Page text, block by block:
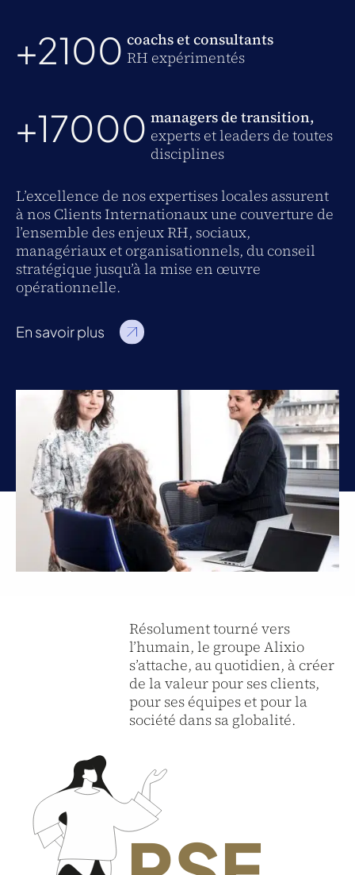
+2100 coachs et consultants
RH expérimentés
+17000 managers de transition,
experts et leaders de toutes
disciplines
L’excellence de nos expertises locales assurent
à nos Clients Internationaux une couverture de
l’ensemble des enjeux RH, sociaux,
managériaux et organisationnels, du conseil
stratégique jusqu’à la mise en œuvre
opérationnelle.
En savoir plus
Résolument tourné vers
l’humain, le groupe Alixio
s’attache, au quotidien, à créer
de la valeur pour ses clients,
pour ses équipes et pour la
société dans sa globalité.